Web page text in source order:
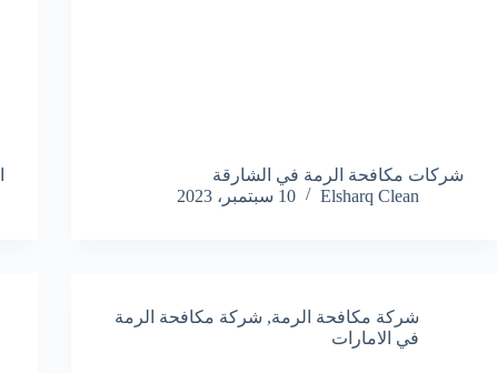
شركات مكافحة الرمة في الشارقة
Elsharq Clean
10 سبتمبر، 2023
شركة مكافحة الرمة, شركة مكافحة الرمة
في الامارات